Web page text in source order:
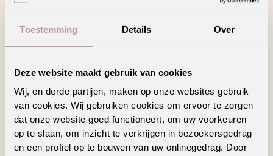
Toestemming Details Over
Deze website maakt gebruik van cookies
Wij, en derde partijen, maken op onze websites gebruik
van cookies. Wij gebruiken cookies om ervoor te zorgen
dat onze website goed functioneert, om uw voorkeuren
op te slaan, om inzicht te verkrijgen in bezoekersgedrag
en een profiel op te bouwen van uw onlinegedrag. Door
Deze vloer haalt het maximale uit jouw
vloerverwarming en -koeling
Een waterbestendige vloer voor zorgeloos
wooncomfort
vloer die weinig onderhoud vraagt
Vermindert loopgeluid voor extra comfort